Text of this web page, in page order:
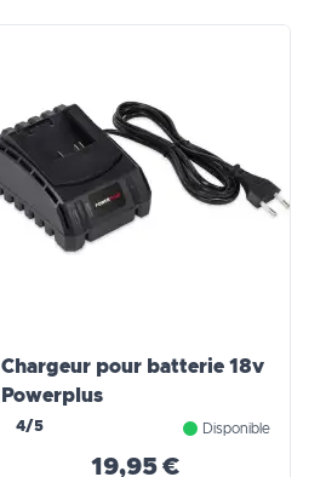
Chargeur pour batterie 18v
Powerplus
4/5 Disponible
19,95 €